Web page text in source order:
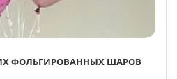
ИХ ФОЛЬГИРОВАННЫХ ШАРОВ